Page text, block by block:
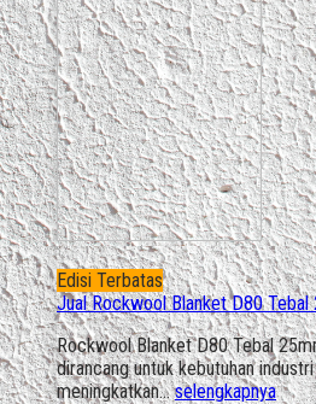
Edisi Terbatas
Jual Rockwool Blanket D80 Tebal
Rockwool Blanket D80 Tebal
dirancang untuk kebutuhan
meningkatkan…selengkapnya